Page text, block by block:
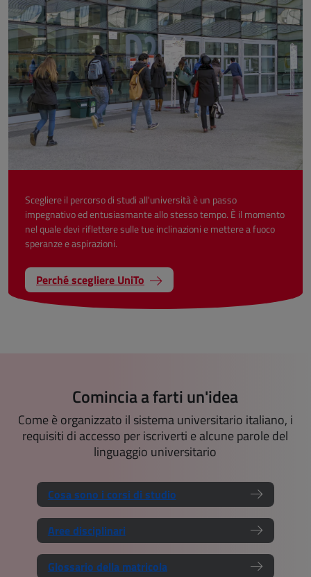
Scegliere il percorso di studi all'università è un passo
impegnativo ed entusiasmante allo stesso tempo. È il momento
nel quale devi riflettere sulle tue inclinazioni e mettere a fuoco
speranze e aspirazioni.
Perché scegliere UniTo
Comincia a farti un'idea
Come è organizzato il sistema universitario italiano, i
requisiti di accesso per iscriverti e alcune parole del
linguaggio universitario
Cosa sono i corsi di studio
Aree disciplinari
Glossario della matricola